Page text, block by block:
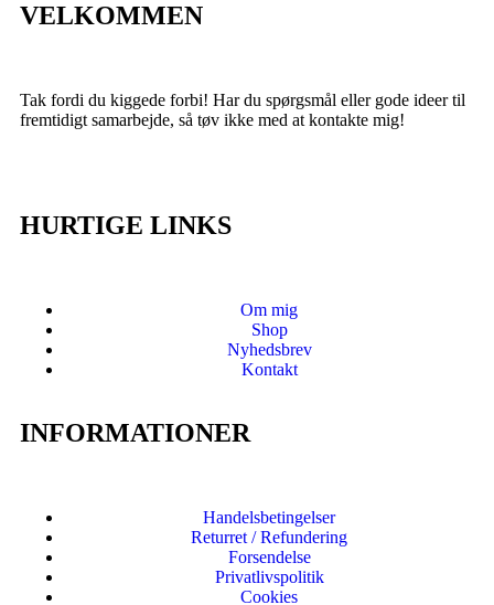
VELKOMMEN
Tak fordi du kiggede forbi! Har du spørgsmål eller gode ideer til
fremtidigt samarbejde, så tøv ikke med at kontakte mig!
HURTIGE LINKS
Om mig
Shop
Nyhedsbrev
Kontakt
INFORMATIONER
Handelsbetingelser
Returret / Refundering
Forsendelse
Privatlivspolitik
Cookies